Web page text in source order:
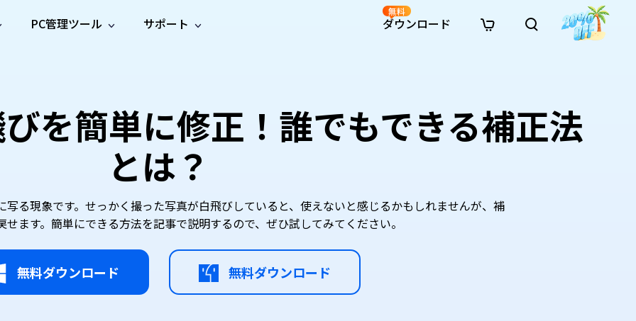
データ復元
のデータを復元
LINE データ復元
LINEのデータを復元
· USBデータ復元
· ゴミ箱復元
· ファイル復元
· エクセル復元
· 写真復元
· 動画復元
動画修
復
写真修
復
メント
修復
動画高
画質化
AI
オンライン写真修復
オンラインファイル修復
· シネマ風AI画像プロンプト
· アニメ実写化プロンプト
PC管理ツール
ルを検出・削除
Cleamio 新製
WindowsのDLLエラーを修復
Email Repair
破損したPST/OSTファイルを修復
· ハードディスクをクローン
· 重複検索（Mac）
· Cドライブを拡張
· ディスク容量を解放
· MBRをGPTに変換
· Macストレージを整理
サポート
イドセンター
イド
ダウンロード
無料
を簡単に修正！誰でもできる補正法
とは？
る現象です。せっかく撮った写真が白飛びしていると、使えないと感じるかもしれませんが、補
せます。簡単にできる方法を記事で説明するので、ぜひ試してみてください。
無料ダウンロード 無料ダウンロード